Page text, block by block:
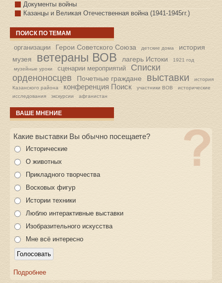
Документы войны
Казанцы и Великая Отечественная война (1941-1945гг.)
ПОИСК ПО ТЕМАМ
организации Герои Советского Союза детские дома
история
музея
ветераны ВОВ лагерь Истоки
1921 год
музейные уроки
сценарии мероприятий
Списки
орденоносцев
Почетные граждане выставки
история
Казанского района
конференция Поиск участники ВОВ
исторические
исследования
экскурсии афганистан
ВАШЕ МНЕНИЕ
Какие выставки Вы обычно посещаете?
Исторические
О животных
Прикладного творчества
Восковых фигур
Истории техники
Люблю интерактивные выставки
Изобразительного искусства
Мне всё интересно
Подробнее